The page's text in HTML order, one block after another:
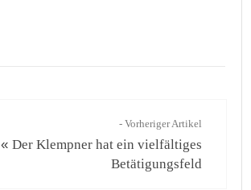
- Vorheriger Artikel
«Der Klempner hat ein vielfältiges
Betätigungsfeld